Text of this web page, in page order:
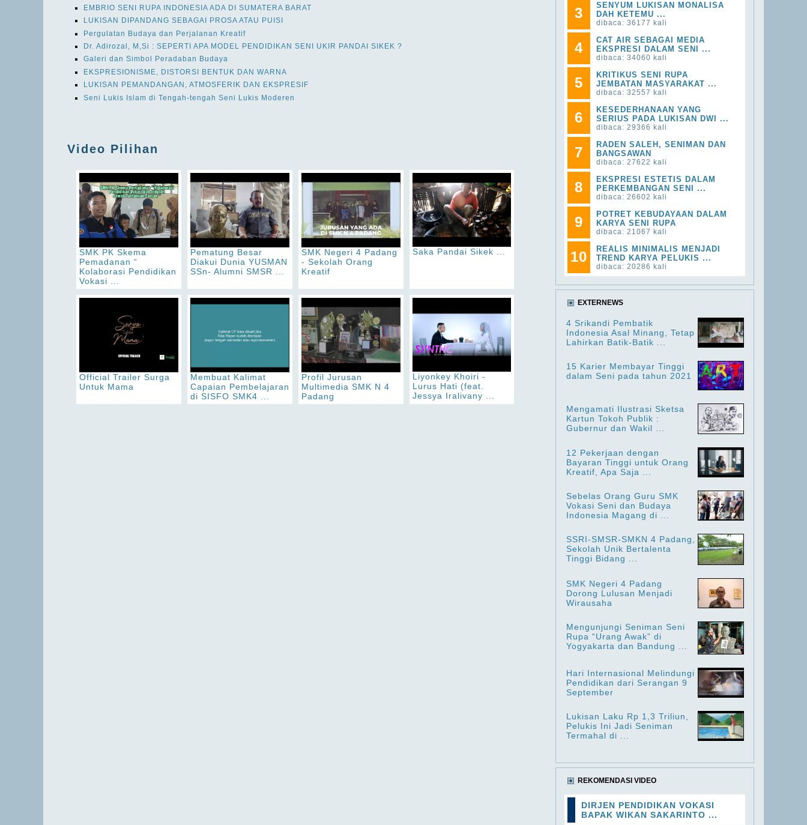
EMBRIO SENI RUPA INDONESIA ADA DI SUMATERA BARAT
LUKISAN DIPANDANG SEBAGAI PROSA ATAU PUISI
Pergulatan Budaya dan Perjalanan Kreatif
Dr. Adirozal, M,Si : SEPERTI APA MODEL PENDIDIKAN SENI UKIR PANDAI SIKEK ?
Galeri dan Simbol Peradaban Budaya
EKSPRESIONISME, DISTORSI BENTUK DAN WARNA
LUKISAN PEMANDANGAN, ATMOSFERIK DAN EKSPRESIF
Seni Lukis Islam di Tengah-tengah Seni Lukis Moderen
Video Pilihan
SMK PK Skema
Pemadanan “
Kolaborasi Pendidikan
Vokasi ...
Pematung Besar
Diakui Dunia YUSMAN
SSn- Alumni SMSR ...
SMK Negeri 4 Padang
- Sekolah Orang
Kreatif
Saka Pandai Sikek ...
Official Trailer Surga
Untuk Mama
Membuat Kalimat
Capaian Pembelajaran
di SISFO SMK4 ...
Profil Jurusan
Multimedia SMK N 4
Padang
Liyonkey Khoiri -
Lurus Hati (feat.
Jessya Iralivany ...
3
SENYUM LUKISAN MONALISA
DAH KETEMU ...
dibaca: 36177 kali
4
CAT AIR SEBAGAI MEDIA
EKSPRESI DALAM SENI ...
dibaca: 34060 kali
5
KRITIKUS SENI RUPA
JEMBATAN MASYARAKAT ...
dibaca: 32557 kali
6
KESEDERHANAAN YANG
SERIUS PADA LUKISAN DWI ...
dibaca: 29366 kali
7
RADEN SALEH, SENIMAN DAN
BANGSAWAN
dibaca: 27622 kali
8
EKSPRESI ESTETIS DALAM
PERKEMBANGAN SENI ...
dibaca: 26602 kali
9
POTRET KEBUDAYAAN DALAM
KARYA SENI RUPA
dibaca: 21067 kali
10
REALIS MINIMALIS MENJADI
TREND KARYA PELUKIS ...
dibaca: 20286 kali
EXTERNEWS
4 Srikandi Pembatik
Indonesia Asal Minang, Tetap
Lahirkan Batik-Batik ...
15 Karier Membayar Tinggi
dalam Seni pada tahun 2021
Mengamati Ilustrasi Sketsa
Kartun Tokoh Publik :
Gubernur dan Wakil ...
12 Pekerjaan dengan
Bayaran Tinggi untuk Orang
Kreatif, Apa Saja ...
Sebelas Orang Guru SMK
Vokasi Seni dan Budaya
Indonesia Magang di ...
SSRI-SMSR-SMKN 4 Padang,
Sekolah Unik Bertalenta
Tinggi Bidang ...
SMK Negeri 4 Padang
Dorong Lulusan Menjadi
Wirausaha
Mengunjungi Seniman Seni
Rupa “Urang Awak” di
Yogyakarta dan Bandung ...
Hari Internasional Melindungi
Pendidikan dari Serangan 9
September
Lukisan Laku Rp 1,3 Triliun,
Pelukis Ini Jadi Seniman
Termahal di ...
REKOMENDASI VIDEO
DIRJEN PENDIDIKAN VOKASI
BAPAK WIKAN SAKARINTO ...